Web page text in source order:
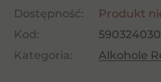
Dostępność:
Produkt
Kod:
Kategoria:
Alkohole